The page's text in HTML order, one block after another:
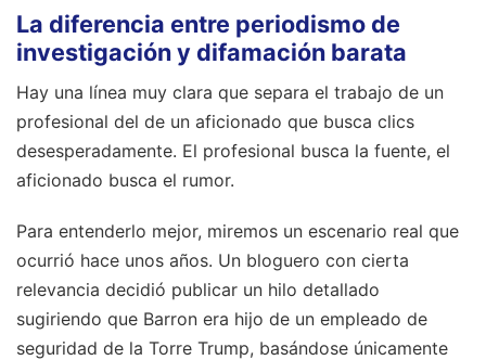
La diferencia entre periodismo de
investigación y difamación barata
Hay una línea muy clara que separa el trabajo de un
profesional del de un aficionado que busca clics
desesperadamente. El profesional busca la fuente, el
aficionado busca el rumor.
Para entenderlo mejor, miremos un escenario real que
ocurrió hace unos años. Un bloguero con cierta
relevancia decidió publicar un hilo detallado
sugiriendo que Barron era hijo de un empleado de
seguridad de la Torre Trump, basándose únicamente